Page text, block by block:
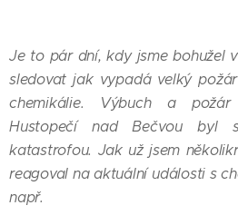
Je to pár dní, kdy jsme bohužel
sledovat jak vypadá velký
chemikálie. Výbuch a
Hustopečí nad Bečvou byl
katastrofou. Jak už jsem
reagoval na aktuální události s
např.